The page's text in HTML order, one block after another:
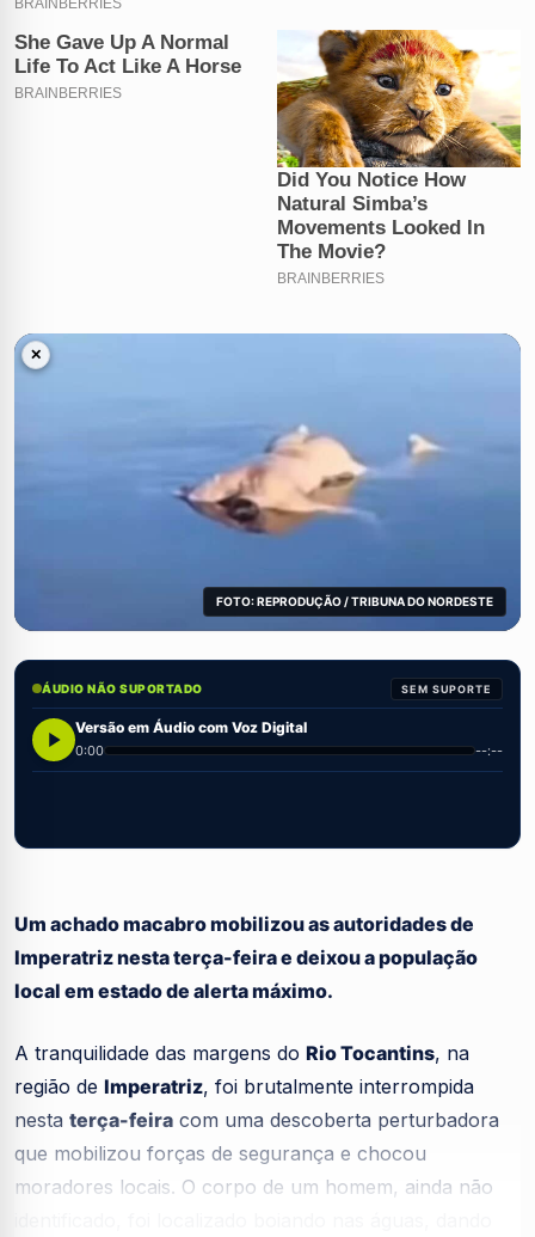
✕
FOTO: REPRODUÇÃO / TRIBUNA DO NORDESTE
ÁUDIO NÃO SUPORTADO SEM SUPORTE
Versão em Áudio com Voz Digital
0:00 --:--
Um achado macabro mobilizou as autoridades de
Imperatriz nesta terça-feira e deixou a população
local em estado de alerta máximo.
A tranquilidade das margens do Rio Tocantins, na
região de Imperatriz, foi brutalmente interrompida
nesta terça-feira com uma descoberta perturbadora
que mobilizou forças de segurança e chocou
moradores locais. O corpo de um homem, ainda não